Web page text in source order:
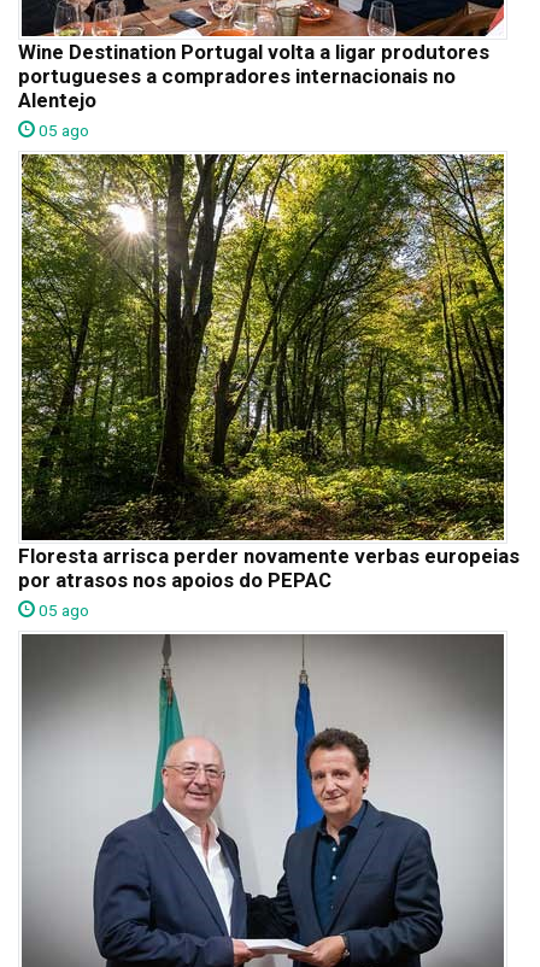
Wine Destination Portugal volta a ligar produtores
portugueses a compradores internacionais no
Alentejo
05 ago
Floresta arrisca perder novamente verbas europeias
por atrasos nos apoios do PEPAC
05 ago